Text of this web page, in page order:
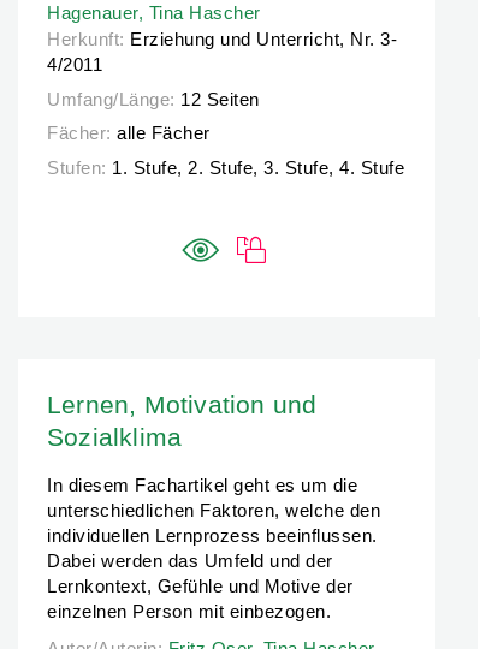
Hagenauer, Tina Hascher
Herkunft: Erziehung und Unterricht, Nr. 3-
4/2011
Umfang/Länge: 12 Seiten
Fächer: alle Fächer
Stufen: 1. Stufe, 2. Stufe, 3. Stufe, 4. Stufe
Lernen, Motivation und
Sozialklima
In diesem Fachartikel geht es um die
unterschiedlichen Faktoren, welche den
individuellen Lernprozess beeinflussen.
Dabei werden das Umfeld und der
Lernkontext, Gefühle und Motive der
einzelnen Person mit einbezogen.